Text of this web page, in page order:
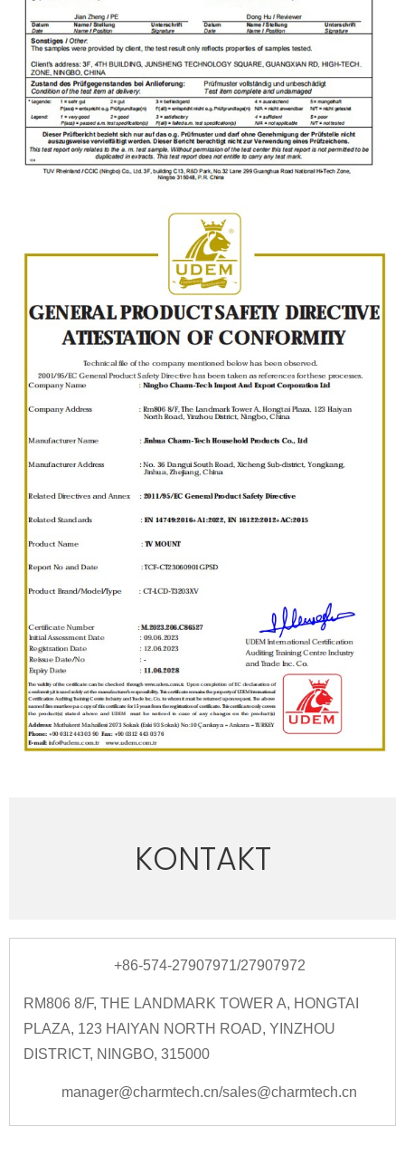
KONTAKT
+86-574-27907971/27907972
RM806 8/F, THE LANDMARK TOWER A, HONGTAI
PLAZA, 123 HAIYAN NORTH ROAD, YINZHOU
DISTRICT, NINGBO, 315000
manager@charmtech.cn/sales@charmtech.cn